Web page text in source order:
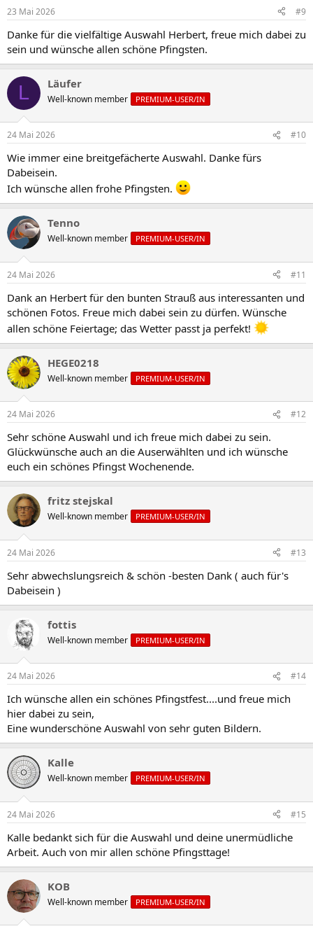
23 Mai 2026 #9
Danke für die vielfältige Auswahl Herbert, freue mich dabei zu
sein und wünsche allen schöne Pfingsten.
L Läufer
Well-known member PREMIUM-USER/IN
24 Mai 2026 #10
Wie immer eine breitgefächerte Auswahl. Danke fürs
Dabeisein.
Ich wünsche allen frohe Pfingsten.
Tenno
Well-known member PREMIUM-USER/IN
24 Mai 2026 #11
Dank an Herbert für den bunten Strauß aus interessanten und
schönen Fotos. Freue mich dabei sein zu dürfen. Wünsche
allen schöne Feiertage; das Wetter passt ja perfekt!
HEGE0218
Well-known member PREMIUM-USER/IN
24 Mai 2026 #12
Sehr schöne Auswahl und ich freue mich dabei zu sein.
Glückwünsche auch an die Auserwählten und ich wünsche
euch ein schönes Pfingst Wochenende.
fritz stejskal
Well-known member PREMIUM-USER/IN
24 Mai 2026 #13
Sehr abwechslungsreich & schön -besten Dank ( auch für's
Dabeisein )
fottis
Well-known member PREMIUM-USER/IN
24 Mai 2026 #14
Ich wünsche allen ein schönes Pfingstfest....und freue mich
hier dabei zu sein,
Eine wunderschöne Auswahl von sehr guten Bildern.
Kalle
Well-known member PREMIUM-USER/IN
24 Mai 2026 #15
Kalle bedankt sich für die Auswahl und deine unermüdliche
Arbeit. Auch von mir allen schöne Pfingsttage!
KOB
Well-known member PREMIUM-USER/IN